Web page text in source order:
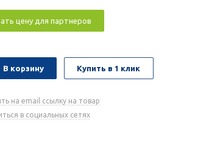
цену для партнеров
В корзину Купить в 1 клик
на email ссылку на товар
в социальных сетях